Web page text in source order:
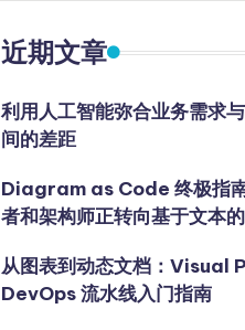
近期文章
利用人工智能弥合业务需求
间的差距
Diagram as Code 终极指
者和架构师正转向基于文本
从图表到动态文档：Visual
DevOps 流水线入门指南